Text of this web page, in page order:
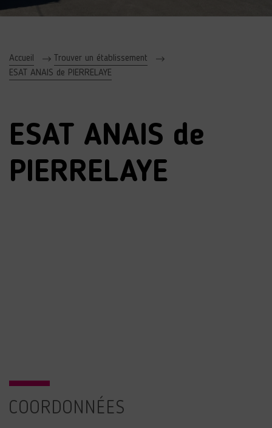
Accueil
Trouver un établissement
ESAT ANAIS de PIERRELAYE
ESAT ANAIS de
PIERRELAYE
COORDONNÉES